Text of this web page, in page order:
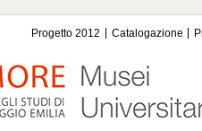
Progetto 2012 Catalogazione